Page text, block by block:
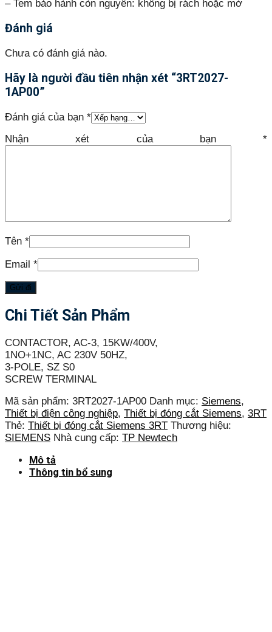
– Tem bảo hành còn nguyên: không bị rách hoặc mờ
Đánh giá
Chưa có đánh giá nào.
Hãy là người đầu tiên nhận xét “3RT2027-
1AP00”
Đánh giá của bạn *
Nhận xét của bạn *
Tên *
Email *
Chi Tiết Sản Phẩm
CONTACTOR, AC-3, 15KW/400V,
1NO+1NC, AC 230V 50HZ,
3-POLE, SZ S0
SCREW TERMINAL
Mã sản phẩm: 3RT2027-1AP00 Danh mục: Siemens,
Thiết bị điện công nghiệp, Thiết bị đóng cắt Siemens, 3RT
Thẻ: Thiết bị đóng cắt Siemens 3RT Thương hiệu:
SIEMENS Nhà cung cấp: TP Newtech
Mô tả
Thông tin bổ sung